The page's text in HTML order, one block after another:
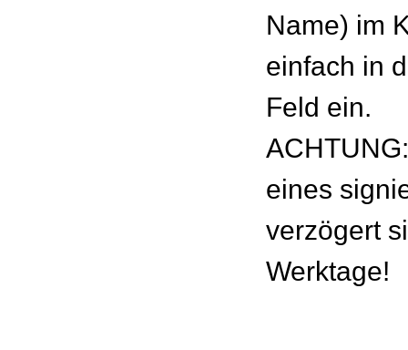
Name) im
einfach in
Feld ein.
eines
verzögert
Werktage!